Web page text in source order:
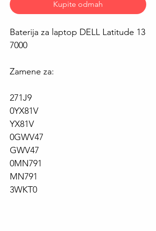
Kupite odmah
Baterija za laptop DELL Latitude 13
7000
Zamene za:
271J9
0YX81V
YX81V
0GWV47
GWV47
0MN791
MN791
3WKT0